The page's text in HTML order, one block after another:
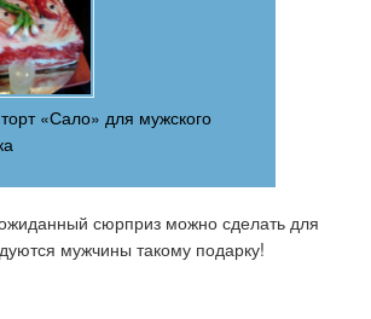
«Сало» для мужского
сюрприз можно сделать для
мужчины такому подарку!